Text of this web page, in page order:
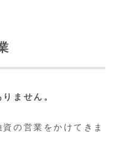
ません。
の営業をかけてきま